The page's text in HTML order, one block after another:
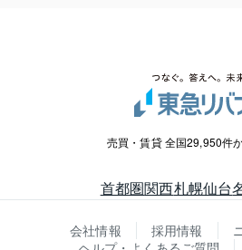
売買・賃貸 全国29,950件
首都圏関西札幌仙台
会社情報 採用情報